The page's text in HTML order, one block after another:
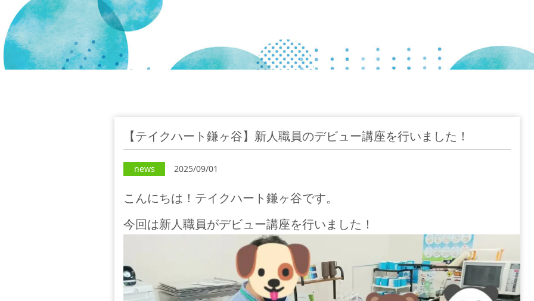
【テイクハート鎌ヶ谷】新人職員のデビュー講座を行いました！
news 2025/09/01
こんにちは！テイクハート鎌ヶ谷です。
今回は新人職員がデビュー講座を行いました！